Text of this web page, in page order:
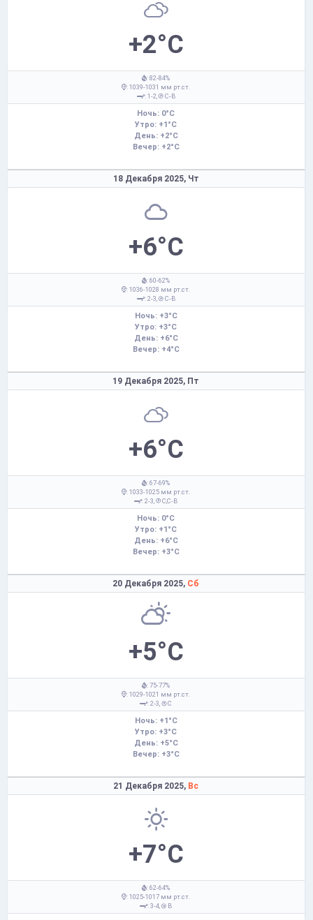
+2°C
: 82-84%
: 1039-1031 мм рт.ст.
: 1-2,
С-В
Ночь: 0°C
Утро: +1°C
День: +2°C
Вечер: +2°C
18 Декабря 2025, Чт
+6°C
: 60-62%
: 1036-1028 мм рт.ст.
: 2-3,
С-В
Ночь: +3°C
Утро: +3°C
День: +6°C
Вечер: +4°C
19 Декабря 2025, Пт
+6°C
: 67-69%
: 1033-1025 мм рт.ст.
: 2-3,
С,С-В
Ночь: 0°C
Утро: +1°C
День: +6°C
Вечер: +3°C
20 Декабря 2025, Сб
+5°C
: 75-77%
: 1029-1021 мм рт.ст.
: 2-3,
С
Ночь: +1°C
Утро: +3°C
День: +5°C
Вечер: +3°C
21 Декабря 2025, Вс
+7°C
: 62-64%
: 1025-1017 мм рт.ст.
: 3-4,
В